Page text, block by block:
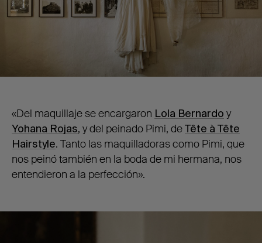
«Del maquillaje se encargaron Lola Bernardo y
Yohana Rojas, y del peinado Pimi, deTête à Tête
Hairstyle. Tanto las maquilladoras como Pimi, que
nos peinó también en la boda de mi hermana, nos
entendieron a la perfección».